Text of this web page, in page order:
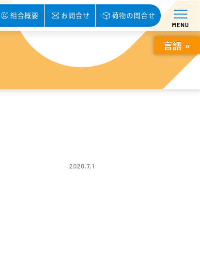
組合概要 お問合せ 荷物の問合せ
MENU
2020.7.1
言語 »